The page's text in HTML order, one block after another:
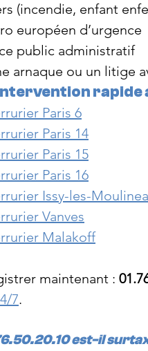
(incendie, enfant
européen d’urgence
public administratif
arnaque ou un litige
rapide
Paris 6
Paris 14
Paris 15
Paris 16
Issy-les-
Vanves
Malakoff
maintenant :
7.
est-il